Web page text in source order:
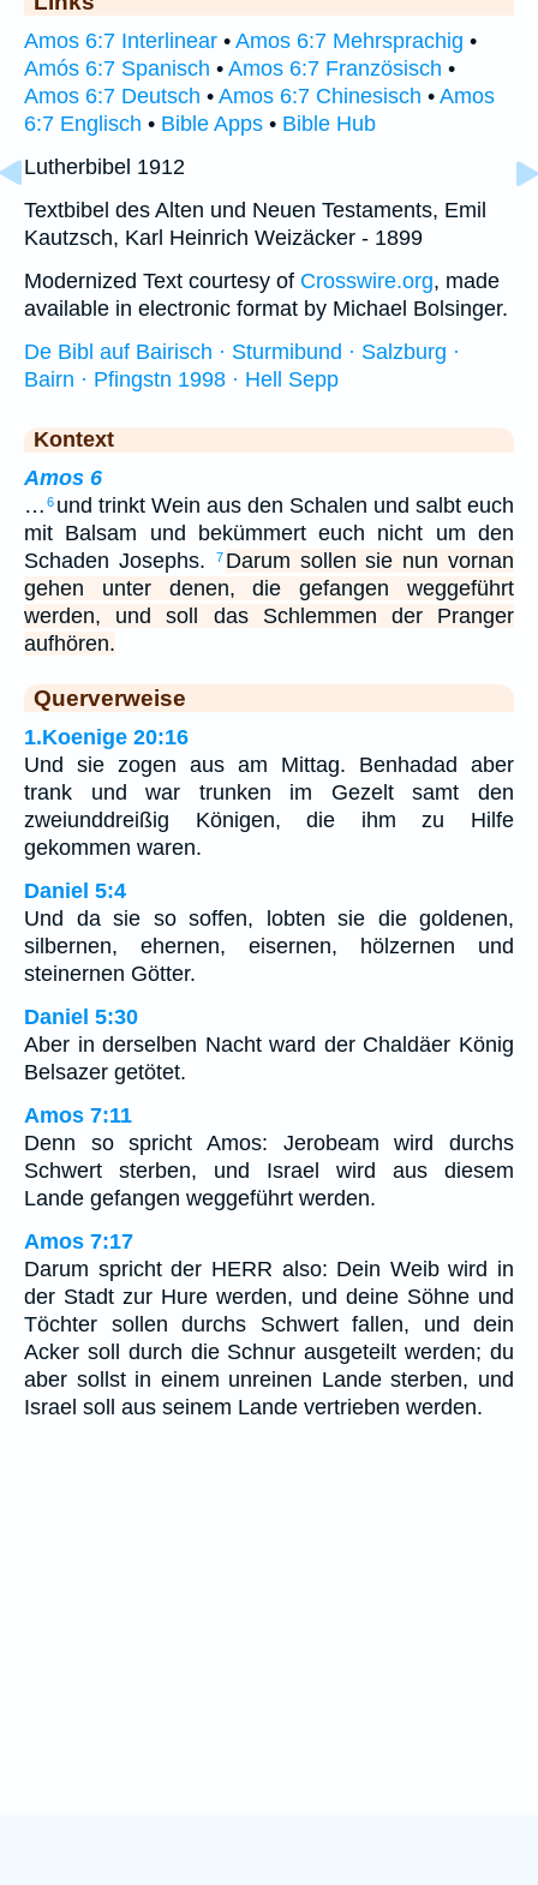
Amos 6:7 Interlinear • Amos 6:7 Mehrsprachig •
Amós 6:7 Spanisch • Amos 6:7 Französisch •
Amos 6:7 Deutsch • Amos 6:7 Chinesisch • Amos
6:7 Englisch • Bible Apps • Bible Hub
Lutherbibel 1912
Textbibel des Alten und Neuen Testaments, Emil
Kautzsch, Karl Heinrich Weizäcker - 1899
Modernized Text courtesy of Crosswire.org, made
available in electronic format by Michael Bolsinger.
De Bibl auf Bairisch · Sturmibund · Salzburg ·
Bairn · Pfingstn 1998 · Hell Sepp
Kontext
Amos 6
… 6 und trinkt Wein aus den Schalen und salbt euch
mit Balsam und bekümmert euch nicht um den
Schaden Josephs.
7 Darum sollen sie nun vornan
gehen unter denen, die gefangen weggeführt
werden, und soll das Schlemmen der Pranger
aufhören.
Querverweise
1.Koenige 20:16
Und sie zogen aus am Mittag. Benhadad aber
trank und war trunken im Gezelt samt den
zweiunddreißig Königen, die ihm zu Hilfe
gekommen waren.
Daniel 5:4
Und da sie so soffen, lobten sie die goldenen,
silbernen, ehernen, eisernen, hölzernen und
steinernen Götter.
Daniel 5:30
Aber in derselben Nacht ward der Chaldäer König
Belsazer getötet.
Amos 7:11
Denn so spricht Amos: Jerobeam wird durchs
Schwert sterben, und Israel wird aus diesem
Lande gefangen weggeführt werden.
Amos 7:17
Darum spricht der HERR also: Dein Weib wird in
der Stadt zur Hure werden, und deine Söhne und
Töchter sollen durchs Schwert fallen, und dein
Acker soll durch die Schnur ausgeteilt werden; du
aber sollst in einem unreinen Lande sterben, und
Israel soll aus seinem Lande vertrieben werden.